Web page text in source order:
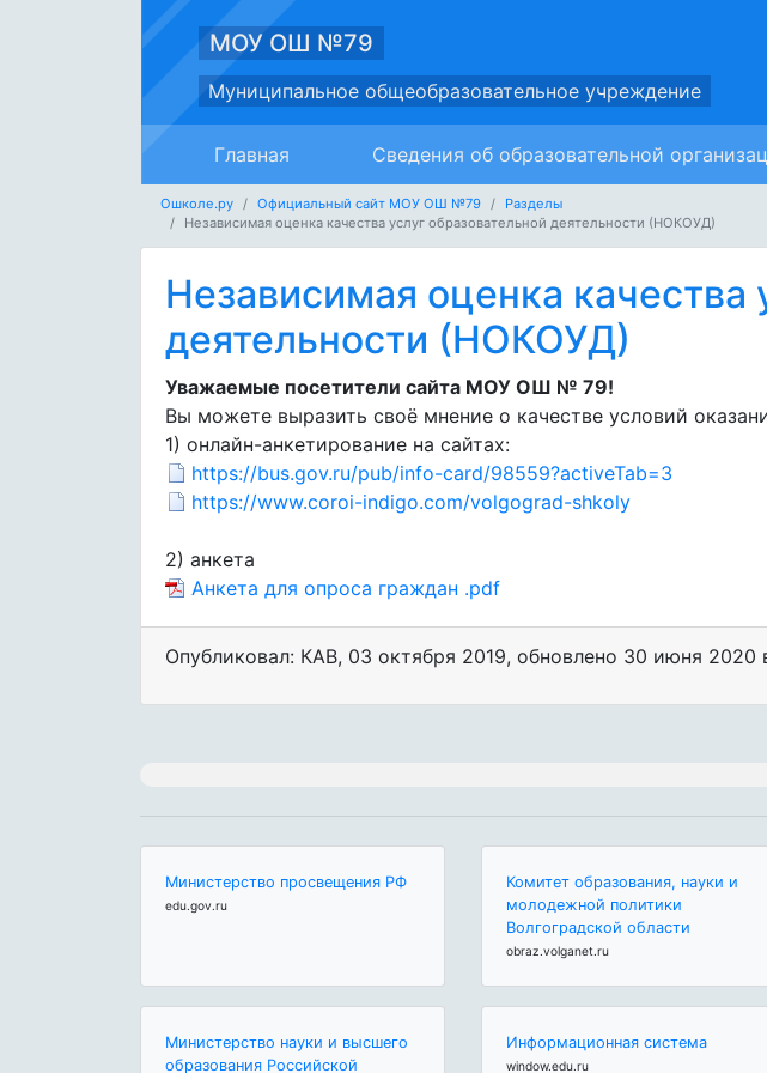
МОУ ОШ №79
Муниципальное общеобразовательное учреждение
Главная Сведения об образовательной
Ошколе.ру Официальный сайт МОУ ОШ №79
Разделы
Независимая оценка качества услуг образовательной деятельности (НОКОУД)
Независимая оценка качества
деятельности (НОКОУД)
Уважаемые посетители сайта МОУ ОШ № 79!
Вы можете выразить своё мнение о качестве условий
1) онлайн-анкетирование на сайтах:
https://bus.gov.ru/pub/info-card/98559?activeTab=3
https://www.coroi-indigo.com/volgograd-shkoly
2) анкета
Анкета для опроса граждан .pdf
Опубликовал: КАВ, 03 октября 2019, обновлено 30 июня 2020
Министерство просвещения РФ
edu.gov.ru
Комитет образования, науки и
молодежной политики
Волгоградской области
obraz.volganet.ru
Министерство науки и высшего
образования Российской
Информационная система
window.edu.ru